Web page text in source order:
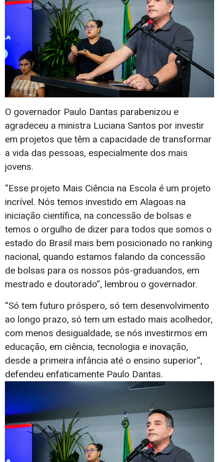
O governador Paulo Dantas parabenizou e
agradeceu a ministra Luciana Santos por investir
em projetos que têm a capacidade de transformar
a vida das pessoas, especialmente dos mais
jovens.
“Esse projeto Mais Ciência na Escola é um projeto
incrível. Nós temos investido em Alagoas na
iniciação científica, na concessão de bolsas e
temos o orgulho de dizer para todos que somos o
estado do Brasil mais bem posicionado no ranking
nacional, quando estamos falando da concessão
de bolsas para os nossos pós-graduandos, em
mestrado e doutorado”, lembrou o governador.
“Só tem futuro próspero, só tem desenvolvimento
ao longo prazo, só tem um estado mais acolhedor,
com menos desigualdade, se nós investirmos em
educação, em ciência, tecnologia e inovação,
desde a primeira infância até o ensino superior”,
defendeu enfaticamente Paulo Dantas.